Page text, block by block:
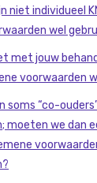
niet individueel
wel
met jouw
voorwaarden
soms “co-
moeten we dan